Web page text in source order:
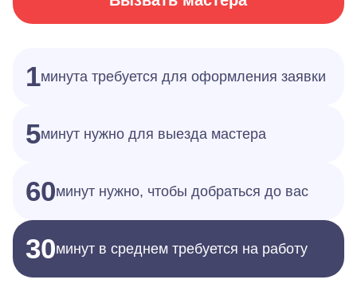
1минута требуется для оформления заявки
5минут нужно для выезда мастера
60минут нужно, чтобы добраться до вас
30минут в среднем требуется на работу